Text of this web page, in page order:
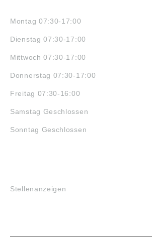
Montag 07:30-17:00
Dienstag 07:30-17:00
Mittwoch 07:30-17:00
Donnerstag 07:30-17:00
Freitag 07:30-16:00
Samstag Geschlossen
Sonntag Geschlossen
Stellenanzeigen